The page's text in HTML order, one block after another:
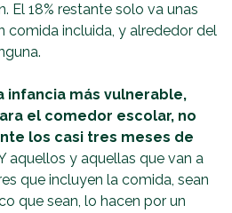
El 18% restante solo va unas
comida incluida, y alrededor del
infancia más vulnerable,
el comedor escolar, no
los casi tres meses de
aquellos y aquellas que van a
que incluyen la comida, sean
que sean, lo hacen por un